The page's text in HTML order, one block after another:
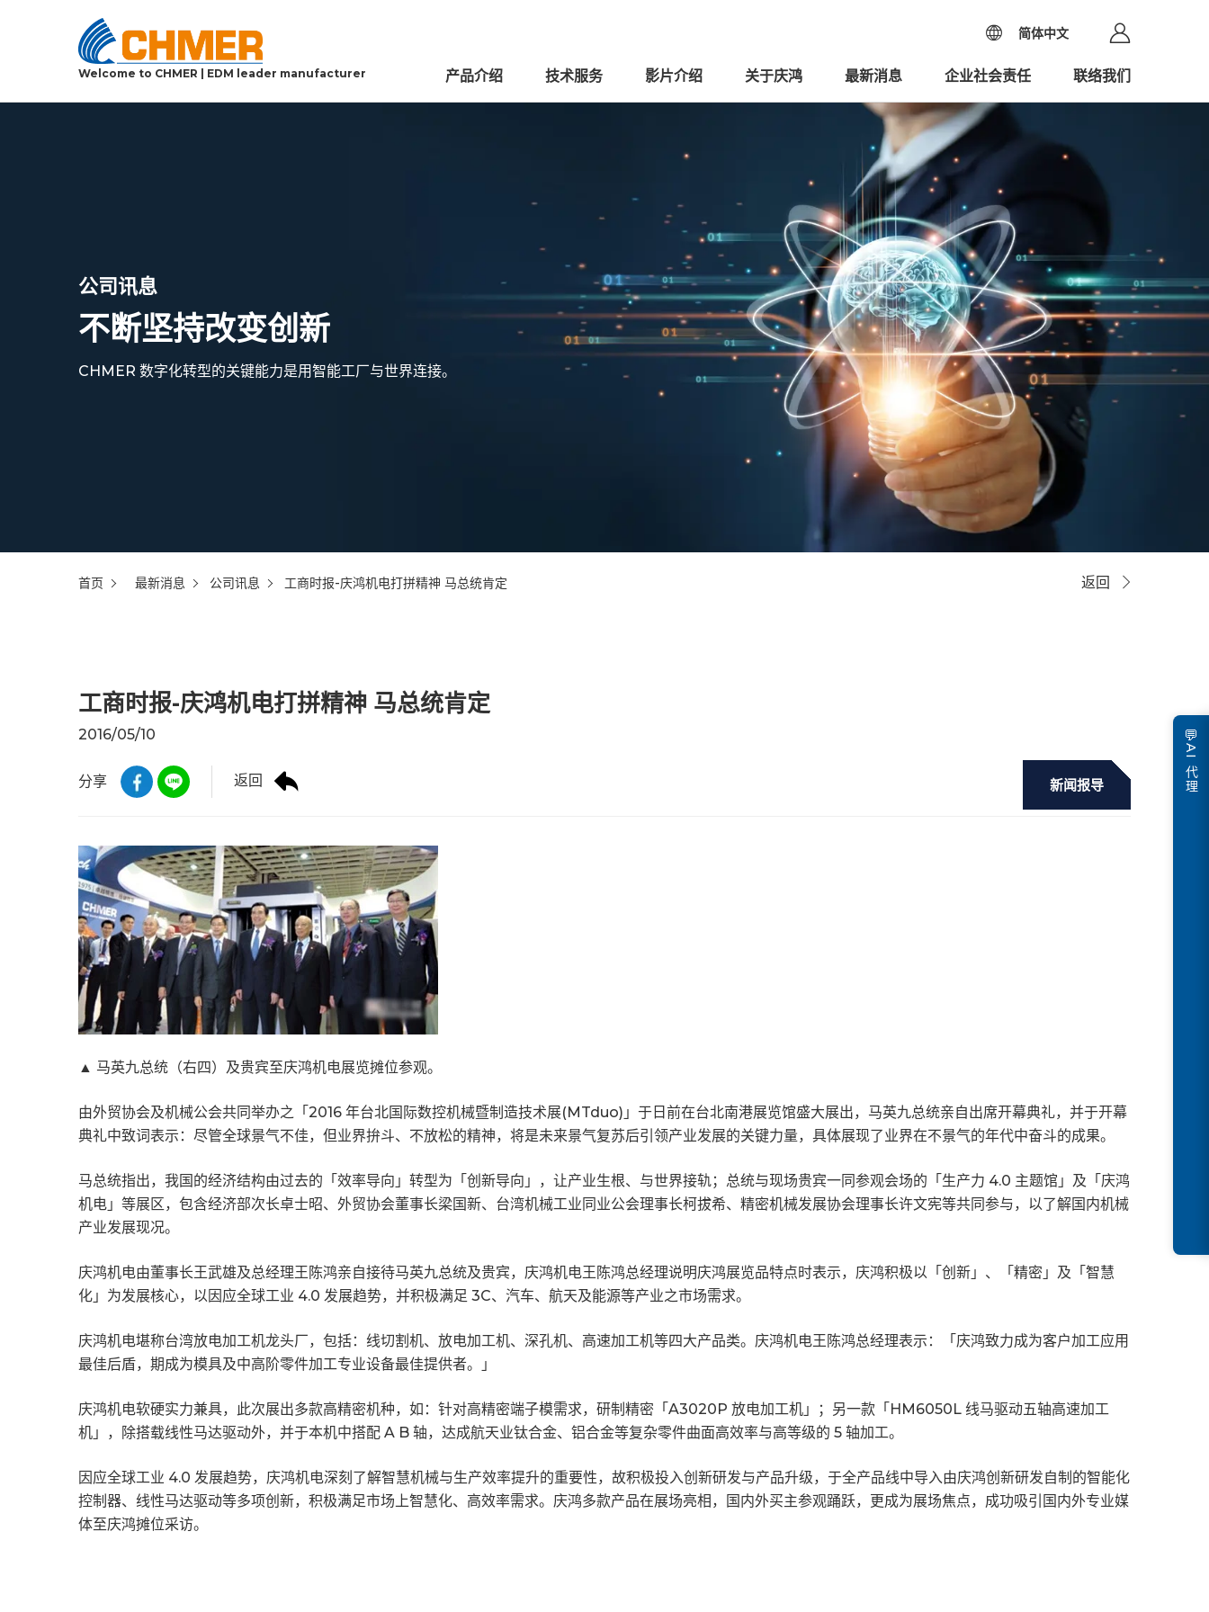
Welcome to CHMER | EDM leader manufacturer
简体中文
产品介绍 技术服务 影片介绍 关于庆鸿 最新消息 企业社会责任 联络我们
公司讯息
不断坚持改变创新
CHMER 数字化转型的关键能力是用智能工厂与世界连接。
首页 最新消息 公司讯息 工商时报-庆鸿机电打拼精神 马总统肯定 返回
工商时报-庆鸿机电打拼精神 马总统肯定
2016/05/10
分享 返回 新闻报导
▲ 马英九总统（右四）及贵宾至庆鸿机电展览摊位参观。
由外贸协会及机械公会共同举办之「2016 年台北国际数控机械暨制造技术展(MTduo)」于日前在台北南港展览馆盛大展出，马英九总统亲自出席开幕典礼，并于开幕
典礼中致词表示：尽管全球景气不佳，但业界拚斗、不放松的精神，将是未来景气复苏后引领产业发展的关键力量，具体展现了业界在不景气的年代中奋斗的成果。
马总统指出，我国的经济结构由过去的「效率导向」转型为「创新导向」，让产业生根、与世界接轨；总统与现场贵宾一同参观会场的「生产力 4.0 主题馆」及「庆鸿
机电」等展区，包含经济部次长卓士昭、外贸协会董事长梁国新、台湾机械工业同业公会理事长柯拔希、精密机械发展协会理事长许文宪等共同参与，以了解国内机械
产业发展现况。
庆鸿机电由董事长王武雄及总经理王陈鸿亲自接待马英九总统及贵宾，庆鸿机电王陈鸿总经理说明庆鸿展览品特点时表示，庆鸿积极以「创新」、「精密」及「智慧
化」为发展核心，以因应全球工业 4.0 发展趋势，并积极满足 3C、汽车、航天及能源等产业之市场需求。
庆鸿机电堪称台湾放电加工机龙头厂，包括：线切割机、放电加工机、深孔机、高速加工机等四大产品类。庆鸿机电王陈鸿总经理表示：「庆鸿致力成为客户加工应用
最佳后盾，期成为模具及中高阶零件加工专业设备最佳提供者。」
庆鸿机电软硬实力兼具，此次展出多款高精密机种，如：针对高精密端子模需求，研制精密「A3020P 放电加工机」；另一款「HM6050L 线马驱动五轴高速加工
机」，除搭载线性马达驱动外，并于本机中搭配 A B 轴，达成航天业钛合金、铝合金等复杂零件曲面高效率与高等级的 5 轴加工。
因应全球工业 4.0 发展趋势，庆鸿机电深刻了解智慧机械与生产效率提升的重要性，故积极投入创新研发与产品升级，于全产品线中导入由庆鸿创新研发自制的智能化
控制器、线性马达驱动等多项创新，积极满足市场上智慧化、高效率需求。庆鸿多款产品在展场亮相，国内外买主参观踊跃，更成为展场焦点，成功吸引国内外专业媒
体至庆鸿摊位采访。
💬
AI 代理